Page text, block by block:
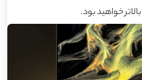
خواهید بود.